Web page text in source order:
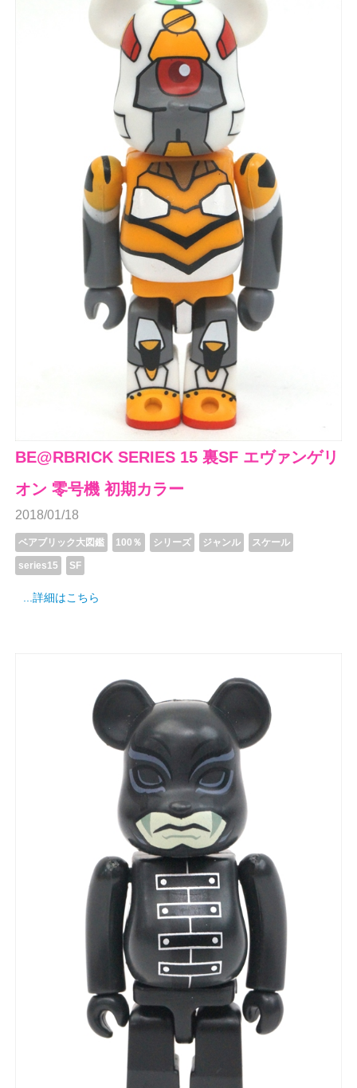
BE@RBRICK SERIES 15 裏SF エヴァンゲリ
オン 零号機 初期カラー
2018/01/18
ベアブリック大図鑑 100％ シリーズ ジャンル スケール
series15 SF
...詳細はこちら